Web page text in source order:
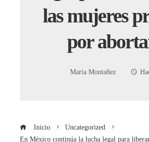
las mujeres
por
Maria Montañez
Inicio
Uncategorized
En México continúa la lucha legal para